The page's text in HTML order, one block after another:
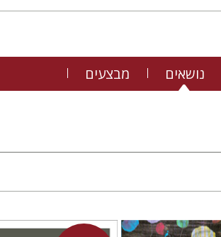
נושאים מבצעים